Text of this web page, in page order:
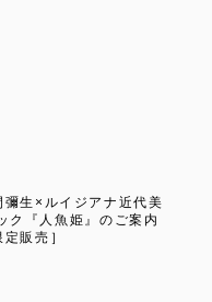
彌生×ルイジアナ近代美
ク『人魚姫』のご案内
販売］